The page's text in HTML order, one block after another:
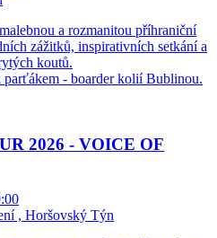
a rozmanitou příhraniční
zážitků, inspirativních setkání a
koutů.
parťákem - boarder kolií Bublinou.
2026 - VOICE OF
, Horšovský Týn